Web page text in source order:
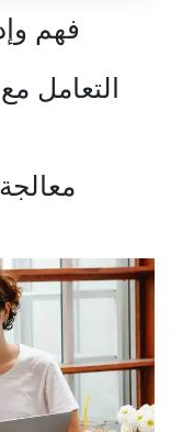
فهم
التعامل